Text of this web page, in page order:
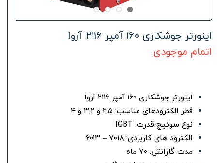
اینورتر جوشکاری ۱۶۰ آمپر ۲۱۱۶ آروا
اتمام موجودی
اینورتر جوشکاری ۱۶۰ آمپر ۲۱۱۶ آروا
قطر الکترودهای مناسب: ۲.۵ و ۳.۲ و ۴
نوع سوئیچ قدرت: IGBT
الکترود های کاربردی: ۷۰۱۸ – ۶۰۱۳
مدت گارانتی: ۷۰ ماه